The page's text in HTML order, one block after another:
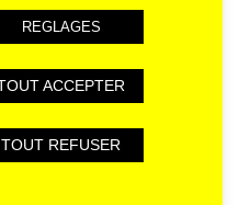
personnelles
REGLAGES
ACCEPTER
TOUT REFUSER